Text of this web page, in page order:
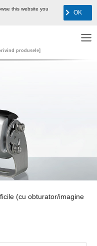
this website you
OK
produsele]
(cu obturator/imagine